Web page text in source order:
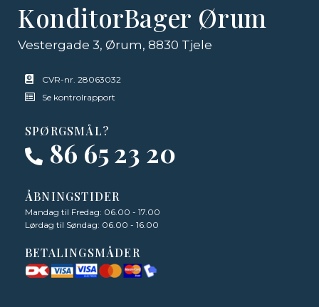
KonditorBager Ørum
Vestergade 3, Ørum, 8830 Tjele
CVR-nr. 28063032
Se kontrolrapport
SPØRGSMÅL?
86 65 23 20
ÅBNINGSTIDER
Mandag til Fredag: 06.00 - 17.00
Lørdag til Søndag: 06.00 - 16.00
BETALINGSMÅDER